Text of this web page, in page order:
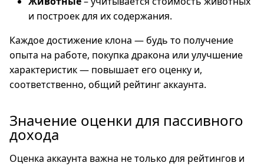
и построек для их содержания.
Каждое достижение клона — будь то получение
опыта на работе, покупка дракона или улучшение
характеристик — повышает его оценку и,
соответственно, общий рейтинг аккаунта.
Значение оценки для пассивного
дохода
Оценка аккаунта важна не только для рейтингов и